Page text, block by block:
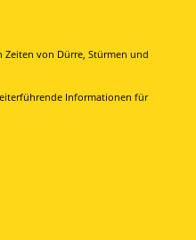
von Dürre, Stürmen und
Informationen für